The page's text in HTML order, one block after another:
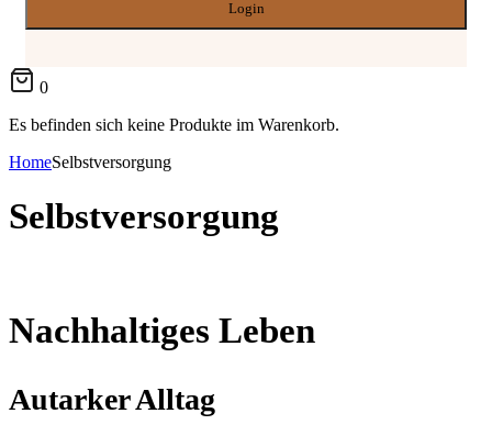
0
Es befinden sich keine Produkte im Warenkorb.
HomeSelbstversorgung
Selbstversorgung
Nachhaltiges Leben
Autarker Alltag